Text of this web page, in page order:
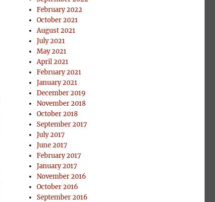
February 2022
October 2021
August 2021
July 2021
May 2021
April 2021
February 2021
January 2021
December 2019
November 2018
October 2018
September 2017
July 2017
June 2017
February 2017
January 2017
November 2016
October 2016
September 2016